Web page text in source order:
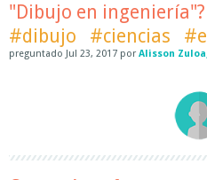
"Dibujo en ingeniería"?
#dibujo
#ciencias
preguntado Jul 23, 2017 por Alisson